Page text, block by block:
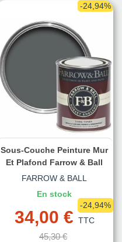
-24,94%
Sous-Couche Peinture Mur
Et Plafond Farrow & Ball
FARROW & BALL
En stock
34,00 € TTC
45,30 €
-24,94%